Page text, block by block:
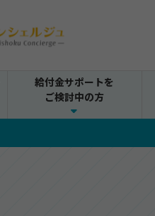
給付金サポートを
ご検討中の方